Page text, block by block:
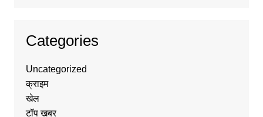
Categories
Uncategorized
क्राइम
खेल
टॉप ख़बर